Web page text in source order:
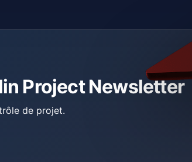
Project Newsletter
de projet.